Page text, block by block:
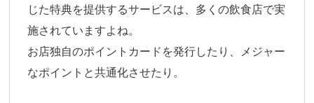
じた特典を提供するサービスは、多くの飲食店で実
施されていますよね。
お店独自のポイントカードを発行したり、メジャー
なポイントと共通化させたり。